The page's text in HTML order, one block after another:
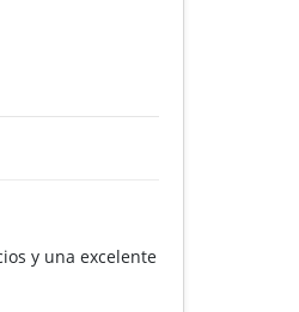
y una excelente